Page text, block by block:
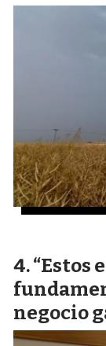
“Estos
negocio